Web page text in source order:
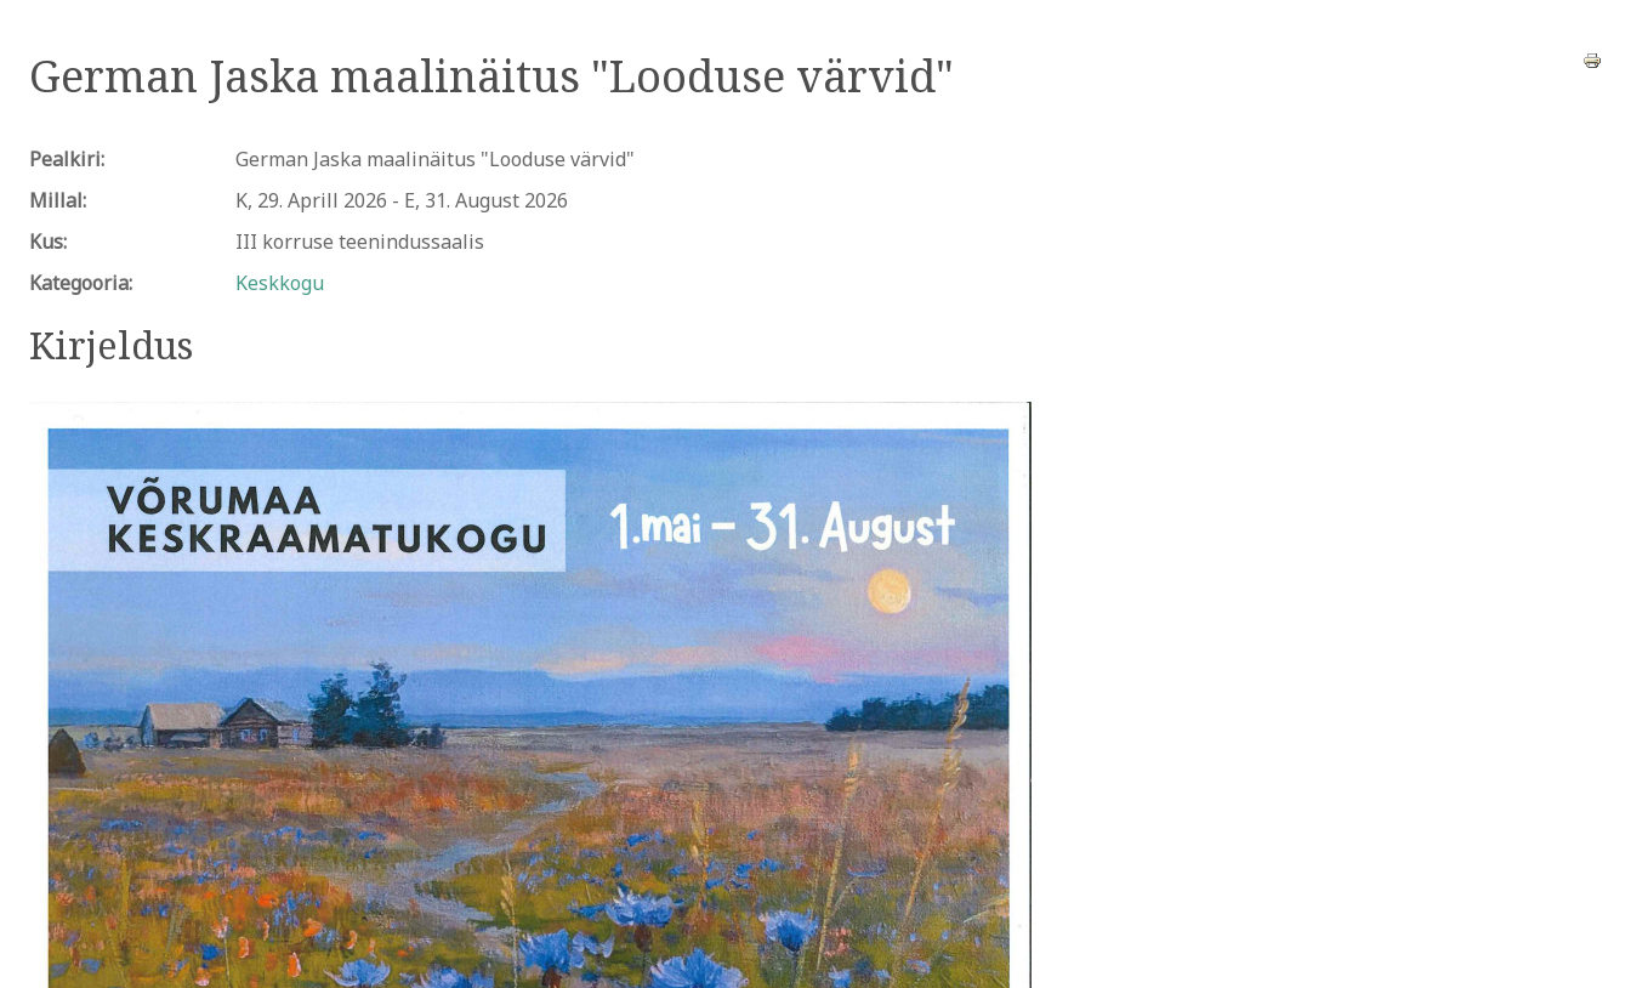
German Jaska maalinäitus "Looduse värvid"
Pealkiri:
German Jaska maalinäitus "Looduse värvid"
Millal:
K, 29. Aprill 2026 - E, 31. August 2026
Kus:
III korruse teenindussaalis
Kategooria:
Keskkogu
Kirjeldus